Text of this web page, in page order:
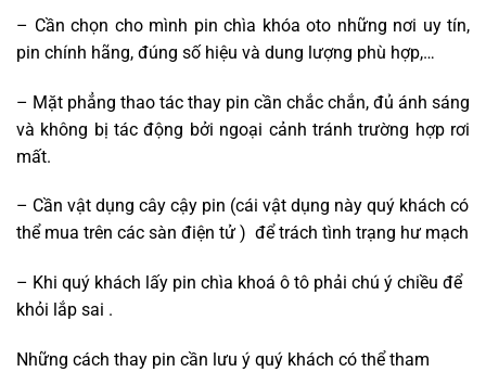
– Cần chọn cho mình pin chìa khóa oto những nơi uy tín,
pin chính hãng, đúng số hiệu và dung lượng phù hợp,…
– Mặt phẳng thao tác thay pin cần chắc chắn, đủ ánh sáng
và không bị tác động bởi ngoại cảnh tránh trường hợp rơi
mất.
– Cần vật dụng cây cậy pin (cái vật dụng này quý khách có
thể mua trên các sàn điện tử ) để trách tình trạng hư mạch
– Khi quý khách lấy pin chìa khoá ô tô phải chú ý chiều để
khỏi lắp sai .
Những cách thay pin cần lưu ý quý khách có thể tham